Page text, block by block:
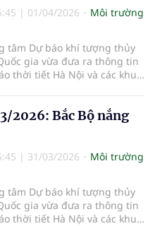
| 01/04/2026
Môi trường
tâm Dự báo khí tượng thủy
gia vừa đưa ra thông tin
thời tiết Hà Nội và các khu
2026: Bắc Bộ nắng
| 31/03/2026
Môi trường
tâm Dự báo khí tượng thủy
gia vừa đưa ra thông tin
thời tiết Hà Nội và các khu